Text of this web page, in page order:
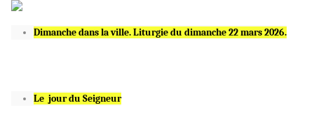
Dimanche dans la ville. Liturgie du dimanche 22 mars 2026.
Le jour du Seigneur